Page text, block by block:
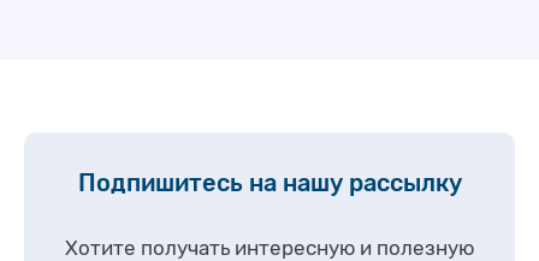
Подпишитесь на нашу рассылку
Хотите получать интересную и полезную